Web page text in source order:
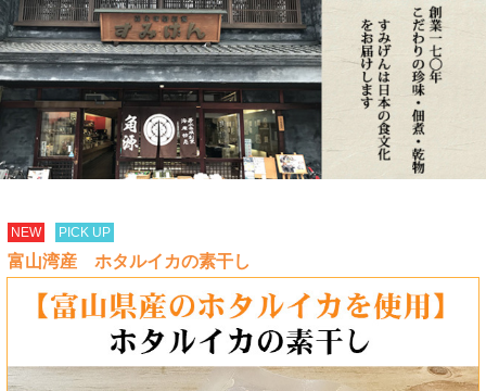
NEW PICK UP
富山湾産 ホタルイカの素干し